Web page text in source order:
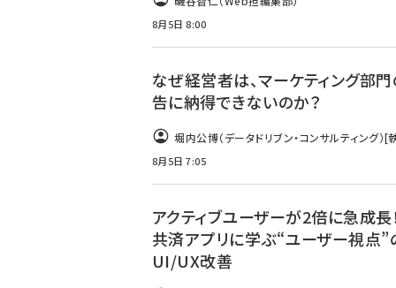
8月5日 8:00
なぜ経営者は、マーケティング部
告に納得できないのか？
堀内公博（データドリブン・コンサルティング）[
8月5日 7:05
アクティブユーザーが2倍に急成長
共済アプリに学ぶ“ユーザー視点”
UI/UX改善